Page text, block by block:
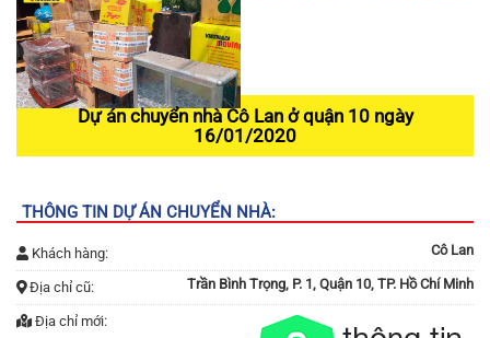
Dự án chuyển nhà Cô Lan ở quận 10 ngày
16/01/2020
THÔNG TIN DỰ ÁN CHUYỂN NHÀ:
Khách hàng: Cô Lan
Địa chỉ cũ: Trần Bình Trọng, P. 1, Quận 10, TP. Hồ Chí Minh
Địa chỉ mới: